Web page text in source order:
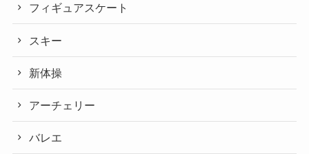
フィギュアスケート
スキー
新体操
アーチェリー
バレエ